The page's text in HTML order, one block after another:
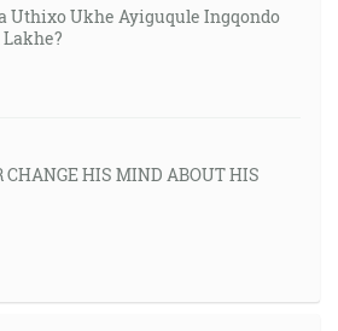
Uthixo Ukhe Ayiguqule Ingqondo
CHANGE HIS MIND ABOUT HIS